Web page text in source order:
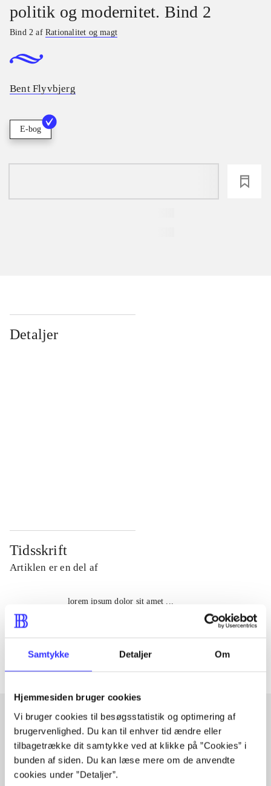
Samtykke Detaljer Om
Hjemmesiden bruger cookies
Vi bruger cookies til besøgsstatistik og optimering af
brugervenlighed. Du kan til enhver tid ændre eller
tilbagetrække dit samtykke ved at klikke på ”Cookies” i
bunden af siden. Du kan læse mere om de anvendte
cookies under ”Detaljer”.
politik og modernitet. Bind 2
Bind 2 afRationalitet og magt
Bent Flyvbjerg
E-bog
Detaljer
Tidsskrift
Artiklen er en del af
lorem ipsum dolor sit amet ...
Artikler med samme emner
Fra